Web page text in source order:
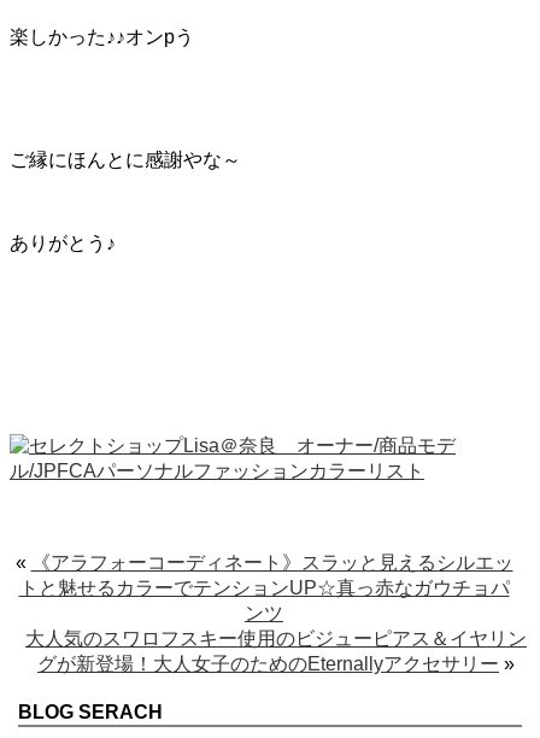
楽しかった♪♪オンpう
ご縁にほんとに感謝やな～
ありがとう♪
«
《アラフォーコーディネート》スラッと見えるシルエッ
トと魅せるカラーでテンションUP☆真っ赤なガウチョパ
ンツ
大人気のスワロフスキー使用のビジューピアス＆イヤリン
グが新登場！大人女子のためのEternallyアクセサリー »
BLOG SERACH